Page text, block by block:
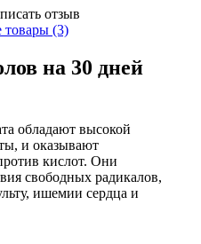
отзыв
(3)
на 30 дней
обладают высокой
и оказывают
кислот. Они
свободных радикалов,
ишемии сердца и